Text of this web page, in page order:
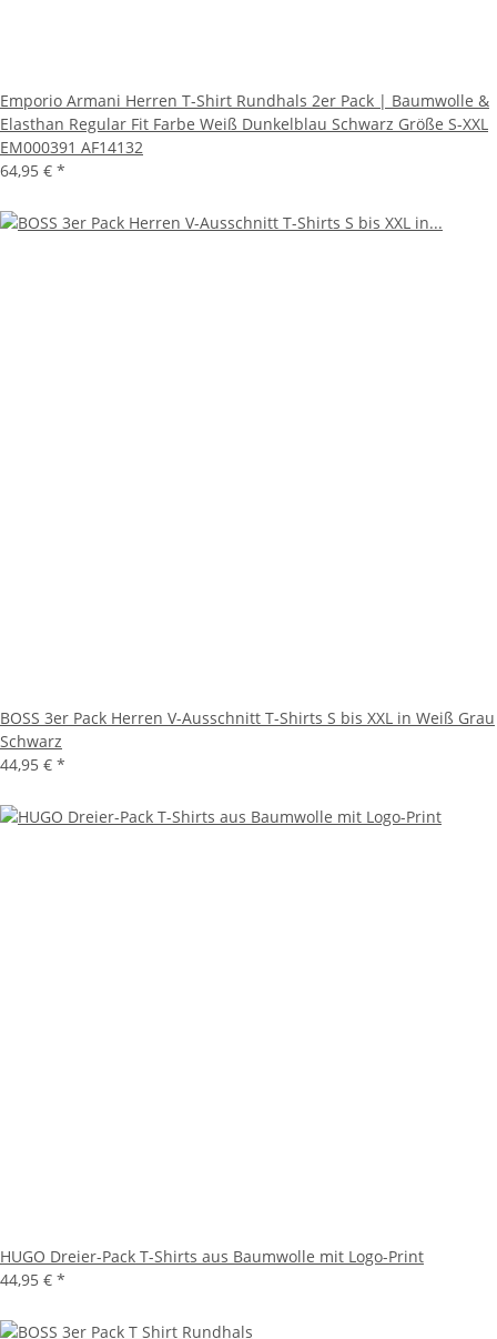
Emporio Armani Herren T-Shirt Rundhals 2er Pack | Baumwolle &
Elasthan Regular Fit Farbe Weiß Dunkelblau Schwarz Größe S-XXL
EM000391 AF14132
64,95 € *
BOSS 3er Pack Herren V-Ausschnitt T-Shirts S bis XXL in Weiß Grau
Schwarz
44,95 € *
HUGO Dreier-Pack T-Shirts aus Baumwolle mit Logo-Print
44,95 € *